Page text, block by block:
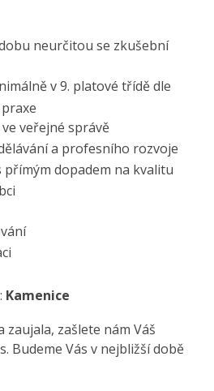
neurčitou se zkušební
v 9. platové třídě dle
veřejné správě
a profesního rozvoje
přímým dopadem na kvalitu
Kamenice
zašlete nám Váš
Budeme Vás v nejbližší době